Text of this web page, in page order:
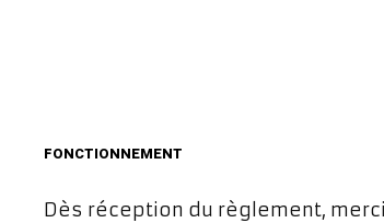
FONCTIONNEMENT
Dès réception du règlement, merci